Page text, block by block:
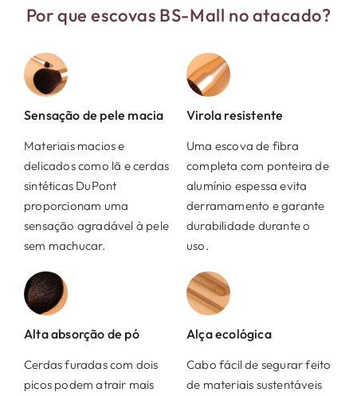
Por que escovas BS-Mall no atacado?
Sensação de pele macia
Materiais macios e
delicados como lã e cerdas
sintéticas DuPont
proporcionam uma
sensação agradável à pele
sem machucar.
Alta absorção de pó
Cerdas furadas com dois
picos podem atrair mais
Virola resistente
Uma escova de fibra
completa com ponteira de
alumínio espessa evita
derramamento e garante
durabilidade durante o
uso.
Alça ecológica
Cabo fácil de segurar feito
de materiais sustentáveis ​​